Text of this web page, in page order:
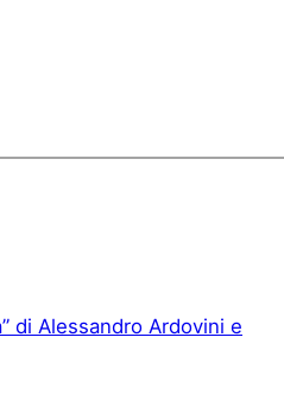
di Alessandro Ardovini e